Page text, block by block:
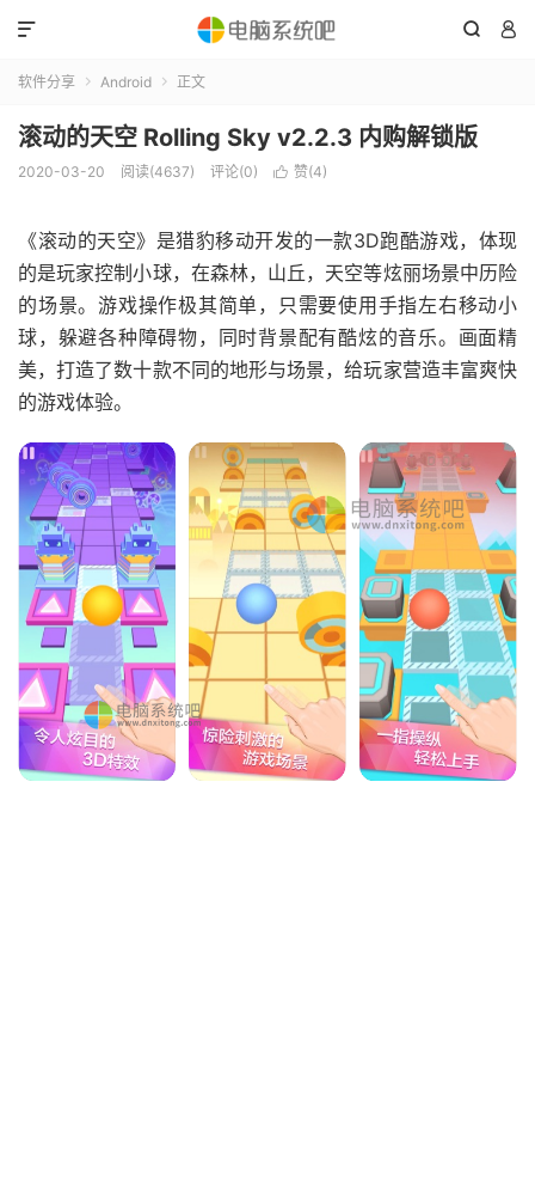
 

软件分享  Android  正文
滚动的天空 Rolling Sky v2.2.3 内购解锁版
2020-03-20 阅读(4637) 评论(0)  赞(4)
《滚动的天空》是猎豹移动开发的一款3D跑酷游戏，体现
的是玩家控制小球，在森林，山丘，天空等炫丽场景中历险
的场景。游戏操作极其简单，只需要使用手指左右移动小
球，躲避各种障碍物，同时背景配有酷炫的音乐。画面精
美，打造了数十款不同的地形与场景，给玩家营造丰富爽快
的游戏体验。